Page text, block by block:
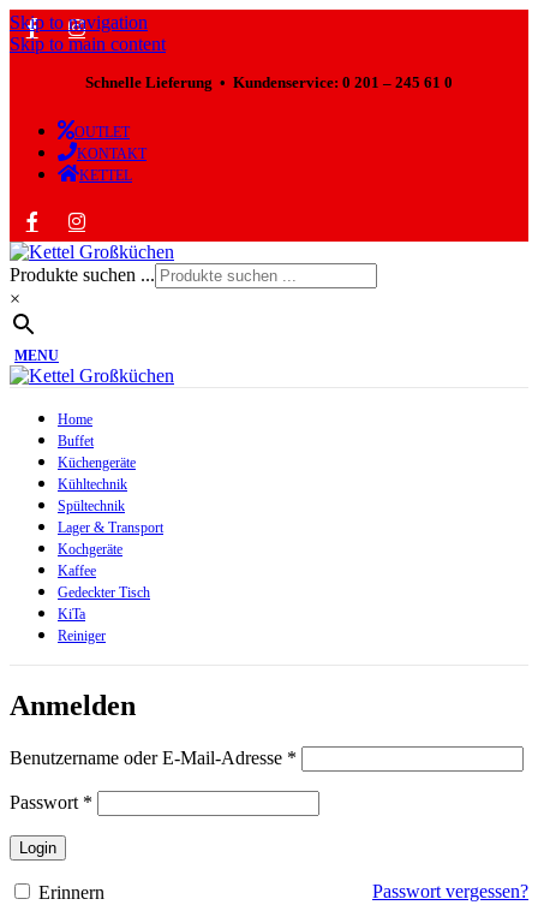
Skip to navigation
Skip to main content
Schnelle Lieferung • Kundenservice: 0 201 – 245 61 0
OUTLET
KONTAKT
KETTEL
Produkte suchen ...
×
MENU
Home
Buffet
Küchengeräte
Kühltechnik
Spültechnik
Lager & Transport
Kochgeräte
Kaffee
Gedeckter Tisch
KiTa
Reiniger
Anmelden
Benutzername oder E-Mail-Adresse *
Passwort *
Login
Passwort vergessen?
Erinnern